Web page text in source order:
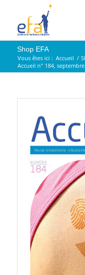
Shop EFA
Vous êtes ici : Accueil /
Accueil n° 184,